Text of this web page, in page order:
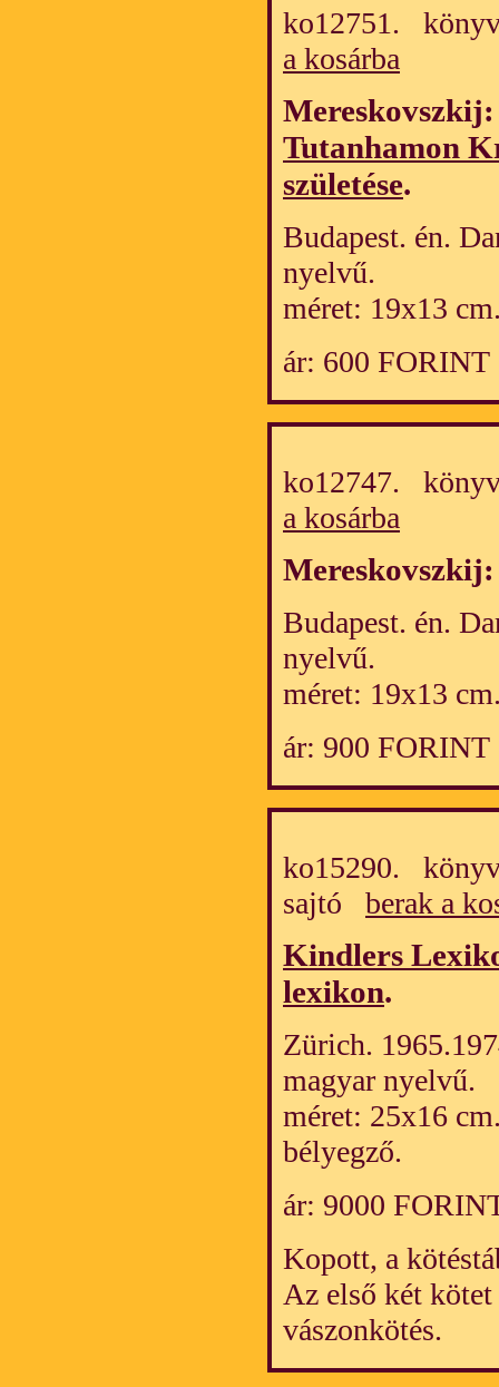
ko12751.
a kosárba
Mereskovszkij:
Tutanhamon
születése.
Budapest. én.
nyelvű.
méret: 19x13
ár: 600 FORINT
ko12747.
a kosárba
Budapest. én.
nyelvű.
méret: 19x13
ár: 900 FORINT
ko15290.
sajtó berak a
Kindlers
lexikon.
Zürich.
magyar nyelvű.
méret: 25x16
bélyegző.
ár: 9000
Kopott, a
Az első két
vászonkötés.